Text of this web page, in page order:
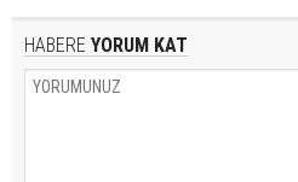
HABERE YORUM KAT